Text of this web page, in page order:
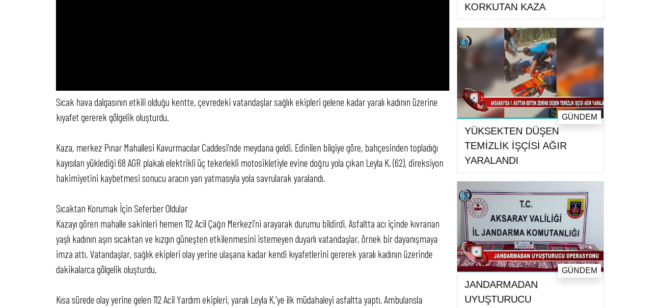
Sıcak hava dalgasının etkili olduğu kentte, çevredeki vatandaşlar sağlık ekipleri gelene kadar yaralı kadının üzerine
kıyafet gererek gölgelik oluşturdu.
Kaza, merkez Pınar Mahallesi Kavurmacılar Caddesi’nde meydana geldi. Edinilen bilgiye göre, bahçesinden topladığı
kayısıları yüklediği 68 AGR plakalı elektrikli üç tekerlekli motosikletiyle evine doğru yola çıkan Leyla K. (62), direksiyon
hakimiyetini kaybetmesi sonucu aracın yan yatmasıyla yola savrularak yaralandı.
Sıcaktan Korumak İçin Seferber Oldular
Kazayı gören mahalle sakinleri hemen 112 Acil Çağrı Merkezi’ni arayarak durumu bildirdi. Asfaltta acı içinde kıvranan
yaşlı kadının aşırı sıcaktan ve kızgın güneşten etkilenmesini istemeyen duyarlı vatandaşlar, örnek bir dayanışmaya
imza attı. Vatandaşlar, sağlık ekipleri olay yerine ulaşana kadar kendi kıyafetlerini gererek yaralı kadının üzerinde
dakikalarca gölgelik oluşturdu.
Kısa sürede olay yerine gelen 112 Acil Yardım ekipleri, yaralı Leyla K.'ye ilk müdahaleyi asfaltta yaptı. Ambulansla
KORKUTAN KAZA
YÜKSEKTEN DÜŞEN
TEMİZLİK İŞÇİSİ AĞIR
YARALANDI
GÜNDEM
JANDARMADAN
UYUŞTURUCU
GÜNDEM